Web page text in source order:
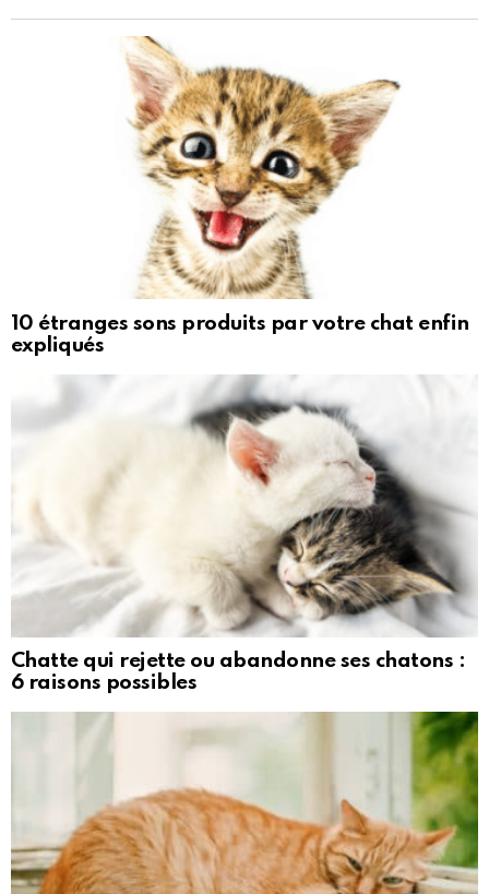
10 étranges sons produits par votre chat enfin
expliqués
Chatte qui rejette ou abandonne ses chatons :
6 raisons possibles